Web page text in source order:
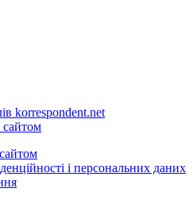
korrespondent.net
сайтом
і персональних даних